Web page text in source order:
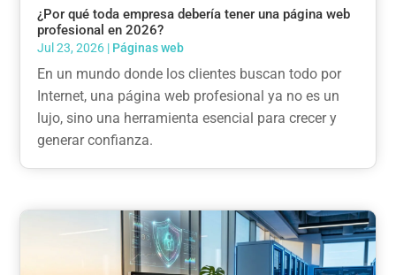
¿Por qué toda empresa debería tener una página web
profesional en 2026?
Jul 23, 2026 | Páginas web
En un mundo donde los clientes buscan todo por
Internet, una página web profesional ya no es un
lujo, sino una herramienta esencial para crecer y
generar confianza.